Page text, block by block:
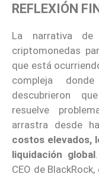
REFLEXIÓN
La narrativa
criptomonedas
que está
compleja
descubrieron
resuelve
arrastra desde
costos elevados,
liquidación global
CEO de